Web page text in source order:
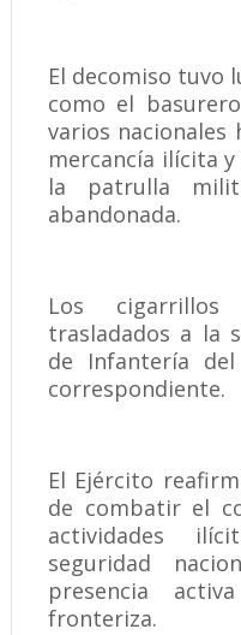
El decomiso tuvo
como el
varios nacionales
mercancía ilícita
la patrulla
abandonada.
Los cigarrillos
trasladados a la
de Infantería
correspondiente.
El Ejército
de combatir el
actividades
seguridad
presencia
fronteriza.